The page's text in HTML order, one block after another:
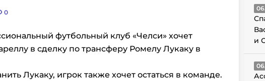
0
футбольный клуб «Челси» хочет
в сделку по трансферу Ромелу Лукаку в
Лукаку, игрок также хочет остаться в команде.
и